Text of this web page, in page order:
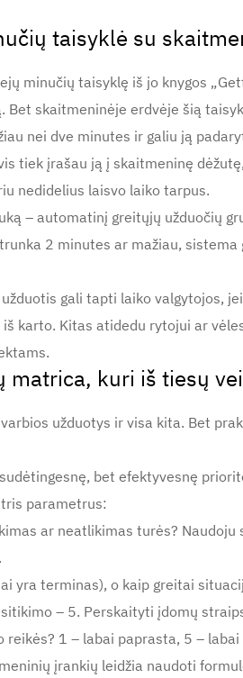
taisyklė su
minučių taisyklę iš jo knygos
skaitmeninėje erdvėje šią
nei dve minutes ir galiu ją
tiek įrašau ją į skaitmeninę
nedidelius laisvo laiko tarpus.
– automatinį greitųjų užduočių
2 minutes ar mažiau,
gali tapti laiko valgytojos,
karto. Kitas atidedu rytojui ar
matrica, kuri iš tiesų
užduotys ir visa kita. Bet
bet efektyvesnę
parametrus:
ar neatlikimas turės?
yra terminas), o kaip greitai
– 5. Perskaityti įdomų
1 – labai paprasta, 5 –
įrankių leidžia naudoti